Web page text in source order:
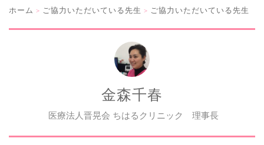
ホーム > ご協力いただいている先生 > ご協力いただいている先生
金森千春
医療法人晋晃会 ちはるクリニック 理事長